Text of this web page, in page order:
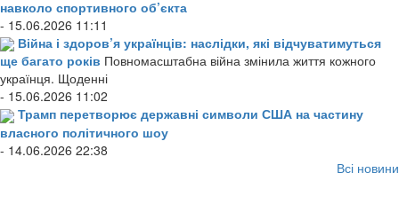
навколо спортивного об’єкта
- 15.06.2026 11:11
Війна і здоров’я українців: наслідки, які відчуватимуться
ще багато років Повномасштабна війна змінила життя кожного
українця. Щоденні
- 15.06.2026 11:02
Трамп перетворює державні символи США на частину
власного політичного шоу
- 14.06.2026 22:38
Всі новини